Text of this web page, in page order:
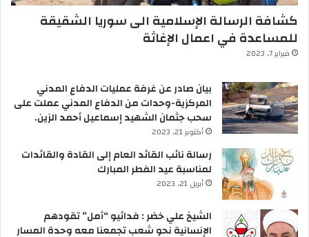
كشافة الرسالة الإسلامية الى سوريا الشقيقة
للمساعدة في اعمال الإغاثة
فبراير 7, 2023
بيان صادر عن غرفة عمليات الدفاع المدني
المركزية-وحدات من الدفاع المدني عملت على
سحب جثمان الشهيد إسماعيل أحمد الزين.
أكتوبر 21, 2023
رسالة نائب القائد العام إلى القادة والقائدات
لمناسبة عيد الفطر المبارك
أبريل 21, 2023
الشيخ علي خضر : فدائيو “أمل” تقودهم
الإنسانية نحو شعب تجمعنا معه وحدة المسار